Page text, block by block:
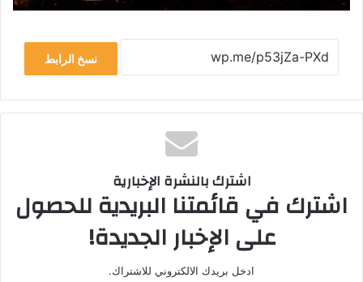
نسخ الرابط
اشترك بالنشرة الإخبارية
اشترك في قائمتنا البريدية للحصول
على الإخبار الجديدة!
ادخل بريدك الالكتروني للاشتراك.